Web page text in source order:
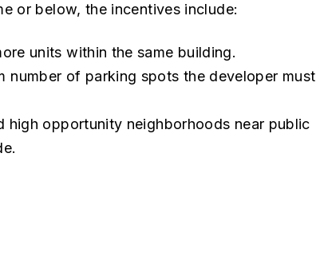
or below, the incentives include:
units within the same building.
number of parking spots the developer must
high opportunity neighborhoods near public